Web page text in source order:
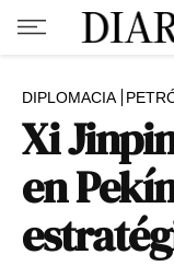
DIPLOMACIA
Xi
en